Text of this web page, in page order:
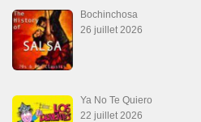
Bochinchosa
26 juillet 2026
Ya No Te Quiero
22 juillet 2026